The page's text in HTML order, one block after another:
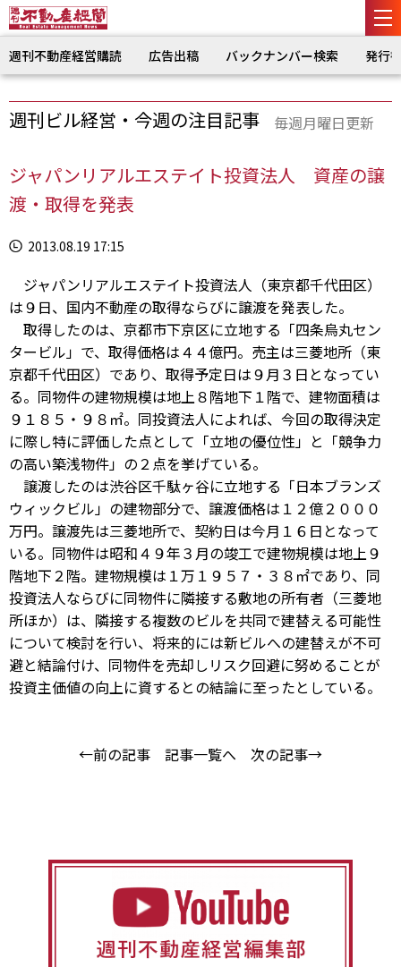
週刊不動産経営購読 広告出稿 バックナンバー検索 発行
週刊ビル経営・今週の注目記事 毎週月曜日更新
ジャパンリアルエステイト投資法人 資産の譲
渡・取得を発表
2013.08.19 17:15
ジャパンリアルエステイト投資法人（東京都千代田区）
は９日、国内不動産の取得ならびに譲渡を発表した。
取得したのは、京都市下京区に立地する「四条烏丸セン
タービル」で、取得価格は４４億円。売主は三菱地所（東
京都千代田区）であり、取得予定日は９月３日となってい
る。同物件の建物規模は地上８階地下１階で、建物面積は
９１８５・９８㎡。同投資法人によれば、今回の取得決定
に際し特に評価した点として「立地の優位性」と「競争力
の高い築浅物件」の２点を挙げている。
譲渡したのは渋谷区千駄ヶ谷に立地する「日本ブランズ
ウィックビル」の建物部分で、譲渡価格は１２億２０００
万円。譲渡先は三菱地所で、契約日は今月１６日となって
いる。同物件は昭和４９年３月の竣工で建物規模は地上９
階地下２階。建物規模は１万１９５７・３８㎡であり、同
投資法人ならびに同物件に隣接する敷地の所有者（三菱地
所ほか）は、隣接する複数のビルを共同で建替える可能性
について検討を行い、将来的には新ビルへの建替えが不可
避と結論付け、同物件を売却しリスク回避に努めることが
投資主価値の向上に資するとの結論に至ったとしている。
←前の記事 記事一覧へ 次の記事→